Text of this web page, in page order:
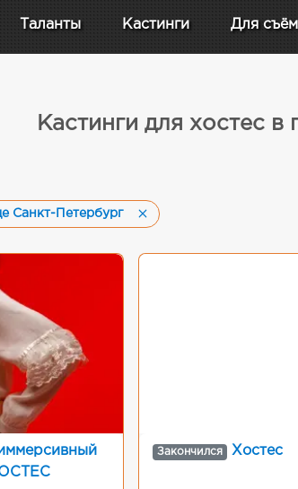
Таланты Кастинги Для
Кастинги для хостес
Санкт-Петербург
Закончился Хостес